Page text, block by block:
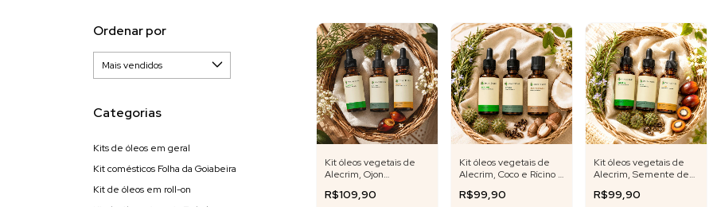
Ordenar por
Categorias
Kits de óleos em geral
Kit comésticos Folha da Goiabeira
Kit de óleos em roll-on
Kit óleos vegetais de
Alecrim, Ojon
30 ml cada
R$109,90
Kit óleos vegetais de
Alecrim, Coco e Rícino -
R$99,90
Kit óleos vegetais de
Alecrim, Semente de
30 ml cada
R$99,90